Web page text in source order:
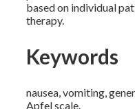
based on individual
therapy.
Keywords
nausea, vomiting,
Apfel scale.